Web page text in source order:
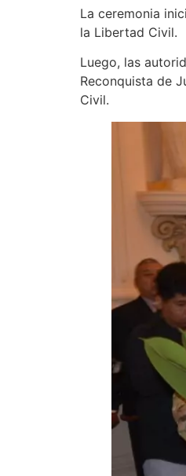
La ceremonia
la Libertad Civil.
Luego, las
Reconquista de
Civil.